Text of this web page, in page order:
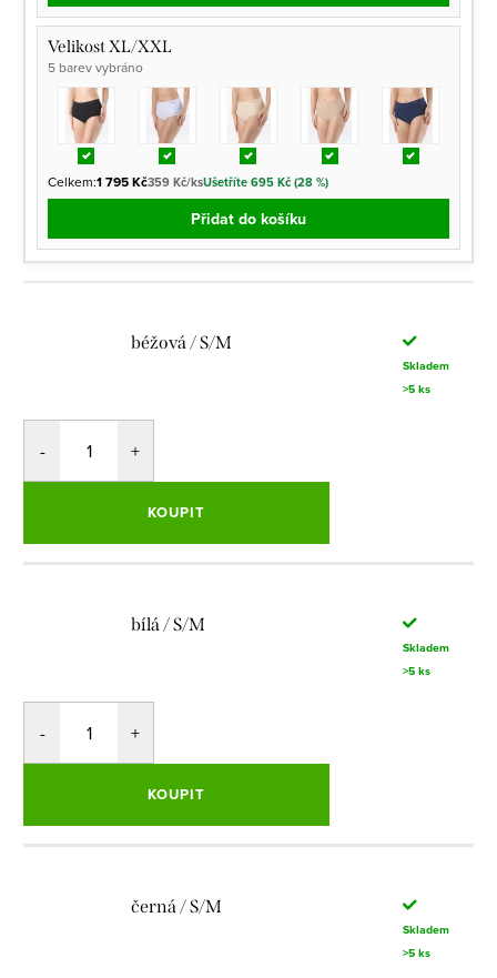
Velikost XL/XXL
5 barev vybráno
Celkem:1 795 Kč359 Kč/ksUšetříte 695 Kč (28 %)
Přidat do košíku
béžová / S/M
Skladem
>5 ks
KOUPIT
bílá / S/M
Skladem
>5 ks
KOUPIT
černá / S/M
Skladem
>5 ks